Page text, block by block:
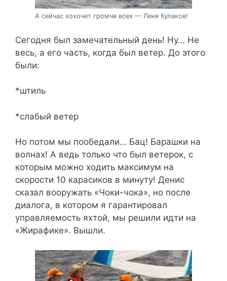
А сейчас хохочет громче всех — Леня Кулаков!
Сегодня был замечательный день! Ну… Не
весь, а его часть, когда был ветер. До этого
были:
*штиль
*слабый ветер
Но потом мы пообедали… Бац! Барашки на
волнах! А ведь только что был ветерок, с
которым можно ходить максимум на
скорости 10 карасиков в минуту! Денис
сказал вооружать «Чоки-чока», но после
диалога, в котором я гарантировал
управляемость яхтой, мы решили идти на
«Жирафике». Вышли.